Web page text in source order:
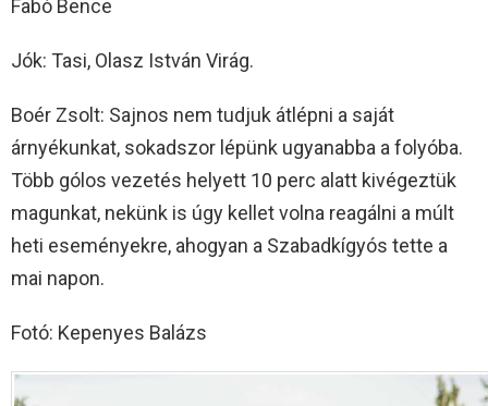
Fabó Bence
Jók: Tasi, Olasz István Virág.
Boér Zsolt: Sajnos nem tudjuk átlépni a saját
árnyékunkat, sokadszor lépünk ugyanabba a folyóba.
Több gólos vezetés helyett 10 perc alatt kivégeztük
magunkat, nekünk is úgy kellet volna reagálni a múlt
heti eseményekre, ahogyan a Szabadkígyós tette a
mai napon.
Fotó: Kepenyes Balázs